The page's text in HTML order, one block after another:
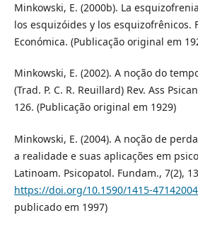
Minkowski, E. (2000b). La
los esquizóides y los esquizofrênicos.
Económica. (Publicação original em
Minkowski, E. (2002). A noção do
(Trad. P. C. R. Reuillard) Rev. Ass
126. (Publicação original em 1929)
Minkowski, E. (2004). A noção de
a realidade e suas aplicações em
Latinoam. Psicopatol. Fundam., 7(2),
https://doi.org/10.1590/1415-
publicado em 1997)